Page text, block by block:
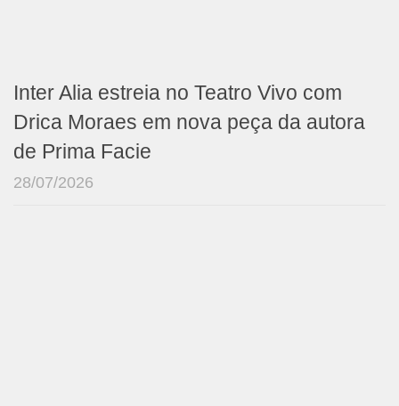
Inter Alia estreia no Teatro Vivo com
Drica Moraes em nova peça da autora
de Prima Facie
28/07/2026